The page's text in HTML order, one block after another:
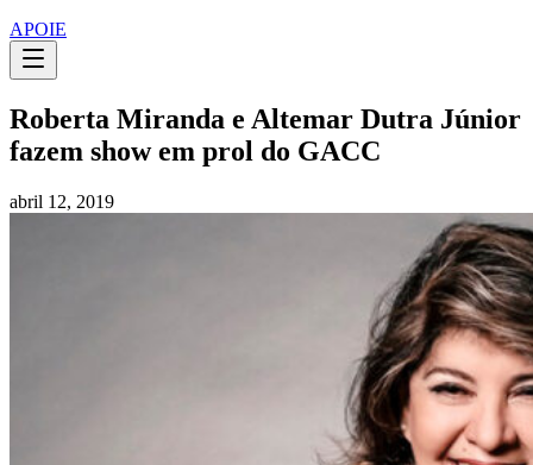
APOIE
Roberta Miranda e Altemar Dutra Júnior
fazem show em prol do GACC
abril 12, 2019